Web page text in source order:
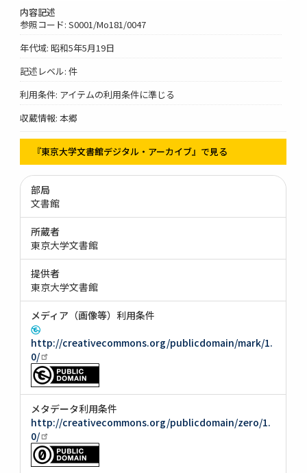
内容記述
参照コード: S0001/Mo181/0047
年代域: 昭和5年5月19日
記述レベル: 件
利用条件: アイテムの利用条件に準じる
収蔵情報: 本郷
『東京大学文書館デジタル・アーカイブ』で見る
部局
文書館
所蔵者
東京大学文書館
提供者
東京大学文書館
メディア（画像等）利用条件
http://creativecommons.org/publicdomain/mark/1.
0/
メタデータ利用条件
http://creativecommons.org/publicdomain/zero/1.
0/